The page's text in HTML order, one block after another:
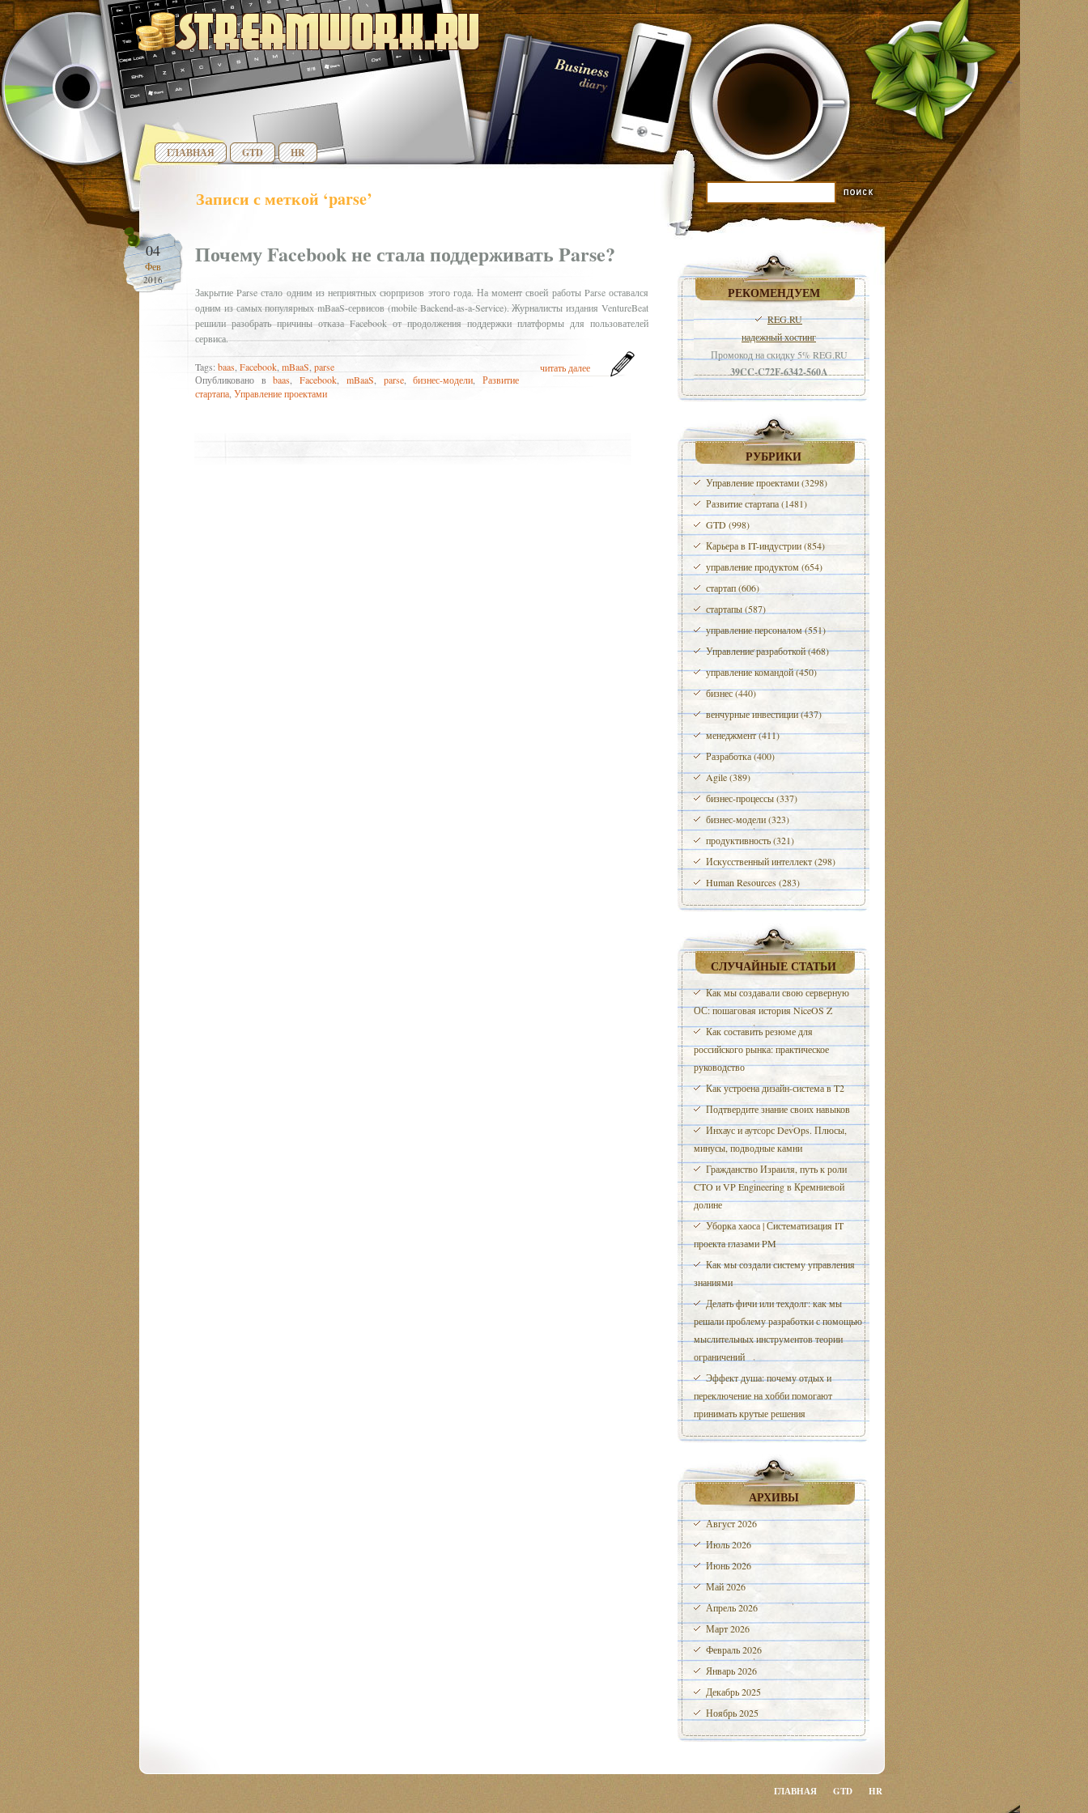
ГЛАВНАЯ GTD HR
Записи с меткой ‘parse’
04
Фев
2016
Почему Facebook не стала поддерживать Parse?
Закрытие Parse стало одним из неприятных сюрпризов этого года. На момент своей работы Parse оставался
одним из самых популярных mBaaS-сервисов (mobile Backend-as-a-Service). Журналисты издания VentureBeat
решили разобрать причины отказа Facebook от продолжения поддержки платформы для пользователей
сервиса.
Tags: baas Facebook mBaaS parse
Опубликовано вbaas ,Facebook mBaaS parse,бизнес-модели ,Развитие
стартапа Управление проектами
читать далее
РЕКОМЕНДУЕМ
REG.RU
надежный хостинг
Промокод на скидку 5% REG.RU
39CC-C72F-6342-560A
РУБРИКИ
Управление проектами (3298)
Развитие стартапа (1481)
GTD (998)
Карьера в IT-индустрии (854)
управление продуктом (654)
стартап (606)
стартапы (587)
управление персоналом (551)
Управление разработкой (468)
управление командой (450)
бизнес (440)
венчурные инвестиции (437)
менеджмент (411)
Разработка (400)
Agile (389)
бизнес-процессы (337)
бизнес-модели (323)
продуктивность (321)
Искусственный интеллект (298)
Human Resources (283)
СЛУЧАЙНЫЕ СТАТЬИ
Как мы создавали свою серверную
ОС: пошаговая история NiceOS Z
Как составить резюме для
российского рынка: практическое
руководство
Как устроена дизайн-система в T2
Подтвердите знание своих навыков
Инхаус и аутсорс DevOps. Плюсы,
минусы, подводные камни
Гражданство Израиля, путь к роли
CTO и VP Engineering в Кремниевой
долине
Уборка хаоса | Систематизация IT
проекта глазами PM
Как мы создали систему управления
знаниями
Делать фичи или техдолг: как мы
решали проблему разработки с помощью
мыслительных инструментов теории
ограничений
Эффект душа: почему отдых и
переключение на хобби помогают
принимать крутые решения
АРХИВЫ
Август 2026
Июль 2026
Июнь 2026
Май 2026
Апрель 2026
Март 2026
Февраль 2026
Январь 2026
Декабрь 2025
Ноябрь 2025
ГЛАВНАЯ GTD HR